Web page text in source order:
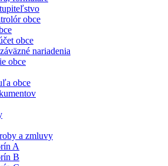
obce
obce
nariadenia
obce
obce
a zmluvy
A
B